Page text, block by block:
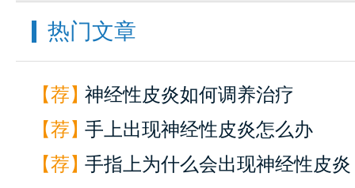
热门文章
【荐】神经性皮炎如何调养治疗
【荐】手上出现神经性皮炎怎么办
【荐】手指上为什么会出现神经性皮炎